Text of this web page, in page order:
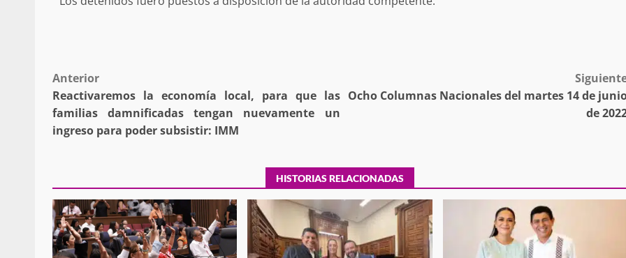
Post
navigation
Anterior
Reactivaremos la economía local, para que las
familias damnificadas tengan nuevamente un
ingreso para poder subsistir: IMM
Ocho Columnas Nacionales del martes 14 de
de
HISTORIAS RELACIONADAS
Policía Municipal frustra robo con
violencia y auxilia a empleada en la
zona de Módulos del Mercado de
Abasto
admin 27 enero 2026
presencia institucional en San
Mazatlán
admin 20 julio 2026